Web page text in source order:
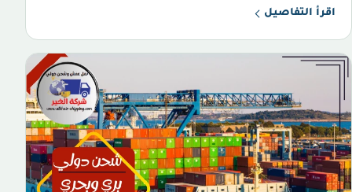
اقرأ التفاصيل